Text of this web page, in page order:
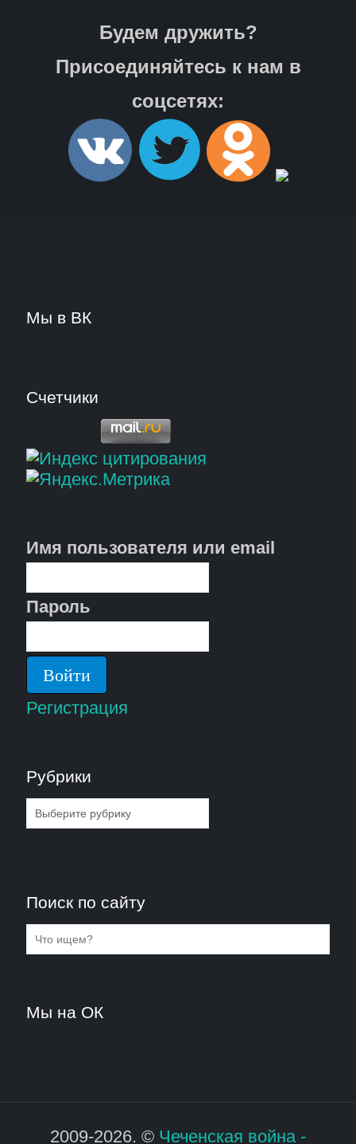
Будем дружить?
Присоединяйтесь к нам в
соцсетях:
Мы в ВК
Счетчики
Имя пользователя или email
Пароль
Регистрация
Рубрики
Рубрики
Поиск по сайту
Мы на ОК
2009-2026. © Чеченская война -